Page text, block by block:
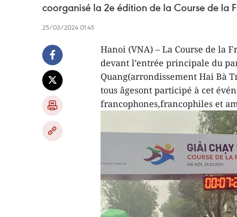
coorganisé la 2e édition de la Course de la
25/03/2024 01:45
Hanoi (VNA) – La Course de la
devant l’entrée principale du
Quang(arrondissement Hai Bà
tous âgesont participé à cet
francophones,francophiles et